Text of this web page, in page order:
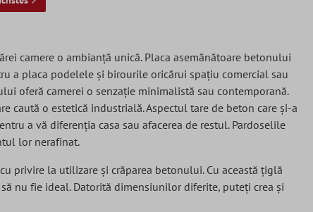
camere o ambianță unică. Placa asemănătoare betonului
a placa podelele și birourile oricărui spațiu comercial sau
oferă camerei o senzație minimalistă sau contemporană.
caută o estetică industrială. Aspectul tare de beton care și-a
a vă diferenția casa sau afacerea de restul. Pardoselile
lor nerafinat.
privire la utilizare și crăparea betonului. Cu această țiglă
nu fie ideal. Datorită dimensiunilor diferite, puteți crea și